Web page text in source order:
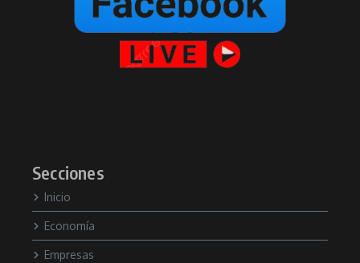
Secciones
Inicio
Economía
Empresas